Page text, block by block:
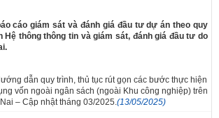
cáo giám sát và đánh giá đầu tư dự án theo quy
thông thông tin và giám sát, đánh giá đầu tư do
dẫn quy trình, thủ tục rút gọn các bước thực hiện
vốn ngoài ngân sách (ngoài Khu công nghiệp) trên
– Cập nhật tháng 03/2025. (13/05/2025)